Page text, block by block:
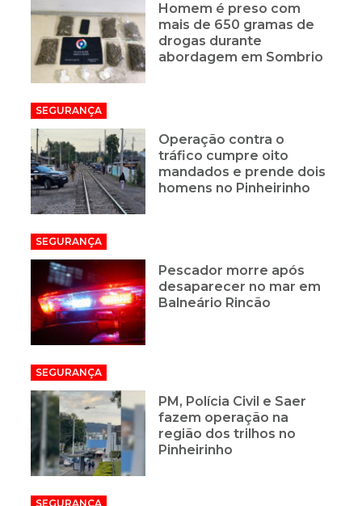
Homem é preso com
mais de 650 gramas de
drogas durante
abordagem em Sombrio
SEGURANÇA
Operação contra o
tráfico cumpre oito
mandados e prende dois
homens no Pinheirinho
SEGURANÇA
Pescador morre após
desaparecer no mar em
Balneário Rincão
SEGURANÇA
PM, Polícia Civil e Saer
fazem operação na
região dos trilhos no
Pinheirinho
SEGURANÇA